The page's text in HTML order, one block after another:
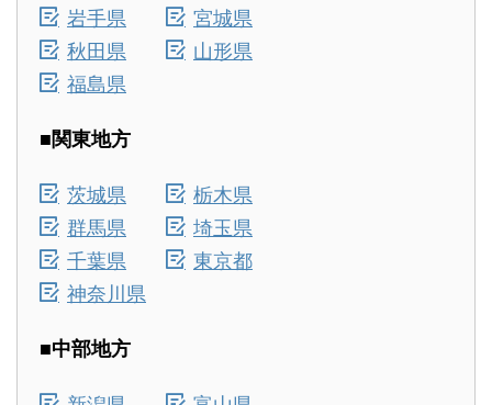
岩手県
宮城県
秋田県
山形県
福島県
■関東地方
茨城県
栃木県
群馬県
埼玉県
千葉県
東京都
神奈川県
■中部地方